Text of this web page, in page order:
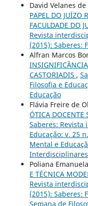
David Velanes
PAPEL DO JUÍZO
FACULDADE DO
Revista
(2015): Saberes:
Alfran Marcos
CASTORIADIS ,
Filosofia e
Educação
Flávia Freire de
ÓTICA DOCENTE
Saberes:
Educação: v. 25
Mental e
Interdisciplinares
Poliana
E TÉCNICA
Revista
(2015): Saberes:
Semana de